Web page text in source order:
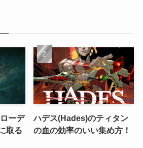
ーデ
取る
ハデス(Hades)のティタン
の血の効率のいい集め方！